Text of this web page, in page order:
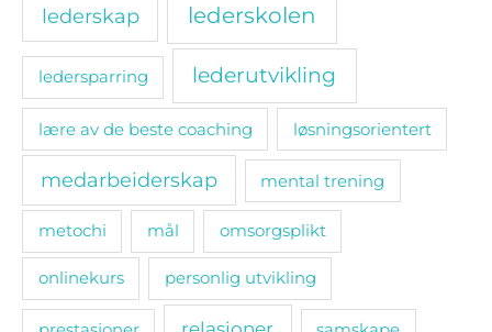
lederskap lederskolen
ledersparring lederutvikling
lære av de beste coaching løsningsorientert
medarbeiderskap mental trening
metochi mål omsorgsplikt
onlinekurs personlig utvikling